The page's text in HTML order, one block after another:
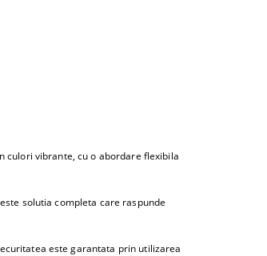
culori vibrante, cu o abordare flexibila
solutia completa care raspunde
este garantata prin utilizarea